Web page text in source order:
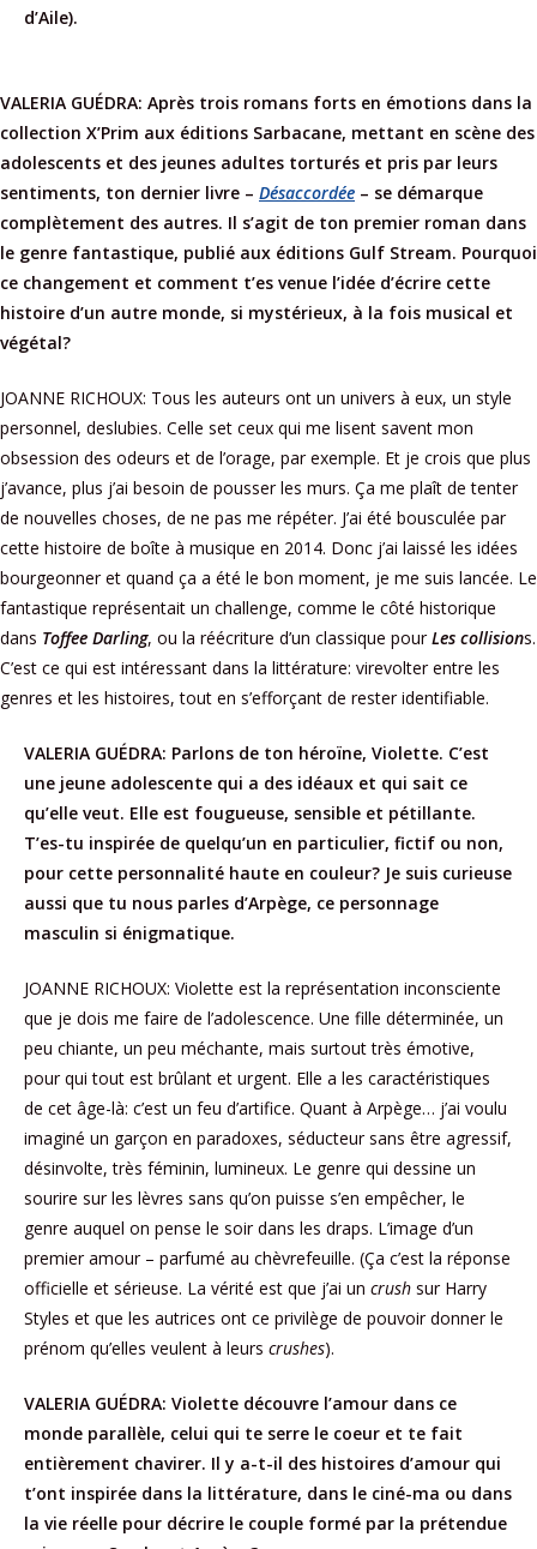
d’Aile).
VALERIA GUÉDRA: Après trois romans forts en émotions dans la
collection X’Prim aux éditions Sarbacane, mettant en scène des
adolescents et des jeunes adultes torturés et pris par leurs
sentiments, ton dernier livre – Désaccordée – se démarque
complètement des autres. Il s’agit de ton premier roman dans
le genre fantastique, publié aux éditions Gulf Stream. Pourquoi
ce changement et comment t’es venue l’idée d’écrire cette
histoire d’un autre monde, si mystérieux, à la fois musical et
végétal?
JOANNE RICHOUX: Tous les auteurs ont un univers à eux, un style
personnel, deslubies. Celle set ceux qui me lisent savent mon
obsession des odeurs et de l’orage, par exemple. Et je crois que plus
j’avance, plus j’ai besoin de pousser les murs. Ça me plaît de tenter
de nouvelles choses, de ne pas me répéter. J’ai été bousculée par
cette histoire de boîte à musique en 2014. Donc j’ai laissé les idées
bourgeonner et quand ça a été le bon moment, je me suis lancée. Le
fantastique représentait un challenge, comme le côté historique
dans Toffee Darling, ou la réécriture d’un classique pourLes collisions.
C’est ce qui est intéressant dans la littérature: virevolter entre les
genres et les histoires, tout en s’efforçant de rester identifiable.
VALERIA GUÉDRA: Parlons de ton héroïne, Violette. C’est
une jeune adolescente qui a des idéaux et qui sait ce
qu’elle veut. Elle est fougueuse, sensible et pétillante.
T’es-tu inspirée de quelqu’un en particulier, fictif ou non,
pour cette personnalité haute en couleur? Je suis curieuse
aussi que tu nous parles d’Arpège, ce personnage
masculin si énigmatique.
JOANNE RICHOUX: Violette est la représentation inconsciente
que je dois me faire de l’adolescence. Une fille déterminée, un
peu chiante, un peu méchante, mais surtout très émotive,
pour qui tout est brûlant et urgent. Elle a les caractéristiques
de cet âge-là: c’est un feu d’artifice. Quant à Arpège… j’ai voulu
imaginé un garçon en paradoxes, séducteur sans être agressif,
désinvolte, très féminin, lumineux. Le genre qui dessine un
sourire sur les lèvres sans qu’on puisse s’en empêcher, le
genre auquel on pense le soir dans les draps. L’image d’un
premier amour – parfumé au chèvrefeuille. (Ça c’est la réponse
officielle et sérieuse. La vérité est que j’ai un crush sur Harry
Styles et que les autrices ont ce privilège de pouvoir donner le
prénom qu’elles veulent à leurs crushes).
VALERIA GUÉDRA: Violette découvre l’amour dans ce
monde parallèle, celui qui te serre le coeur et te fait
entièrement chavirer. Il y a-t-il des histoires d’amour qui
t’ont inspirée dans la littérature, dans le ciné-ma ou dans
la vie réelle pour décrire le couple formé par la prétendue